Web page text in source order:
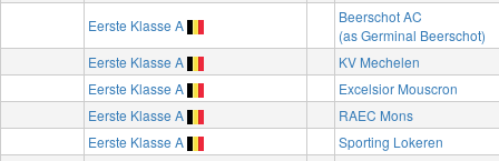
Eerste Klasse A
Beerschot AC
(as Germinal Beerschot)
Eerste Klasse A
KV Mechelen
Eerste Klasse A
Excelsior Mouscron
Eerste Klasse A
RAEC Mons
Eerste Klasse A
Sporting Lokeren